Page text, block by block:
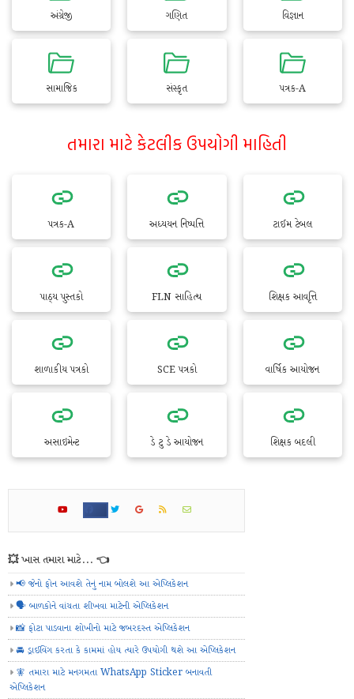
અંગ્રેજી ગણિત વિજ્ઞાન
સામાજિક સંસ્કૃત પત્રક-A
તમારા માટે કેટલીક ઉપયોગી માહિતી
પત્રક-A અધ્યયન નિષ્પત્તિ ટાઈમ ટેબલ
પાઠ્ય પુસ્તકો FLN સાહિત્ય શિક્ષક આવૃત્તિ
શાળાકીય પત્રકો SCE પત્રકો વાર્ષિક આયોજન
અસાઇમેન્ટ ડે ટુ ડે આયોજન શિક્ષક બદલી
💥 ખાસ તમારા માટે... 👈
📢 જેનો ફોન આવશે તેનું નામ બોલશે આ એપ્લિકેશન
🗣️ બાળકોને વાંચતા શીખવા માટેની એપ્લિકેશન
📸 ફોટા પાડવાના શોખીનો માટે જબરદસ્ત એપ્લિકેશન
🚘 ડ્રાઈવિંગ કરતા કે કામમાં હોય ત્યારે ઉપયોગી થશે આ એપ્લિકેશન
🧚 તમારા માટે મનગમતા WhatsApp Sticker બનાવતી
એપ્લિકેશન